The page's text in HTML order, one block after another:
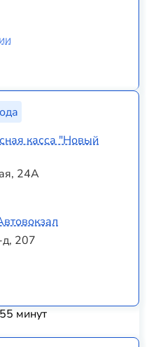
касса "Новый
24А
д, 207
минут